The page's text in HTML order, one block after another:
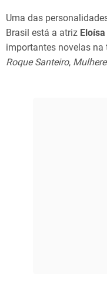
Uma das
Brasil está a atriz
importantes novelas
Roque Santeiro,